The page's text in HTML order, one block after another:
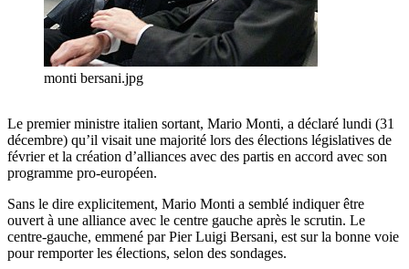
monti bersani.jpg
Le premier ministre italien sortant, Mario Monti, a déclaré lundi (31
décembre) qu’il visait une majorité lors des élections législatives de
février et la création d’alliances avec des partis en accord avec son
programme pro-européen.
Sans le dire explicitement, Mario Monti a semblé indiquer être
ouvert à une alliance avec le centre gauche après le scrutin. Le
centre-gauche, emmené par Pier Luigi Bersani, est sur la bonne voie
pour remporter les élections, selon des sondages.